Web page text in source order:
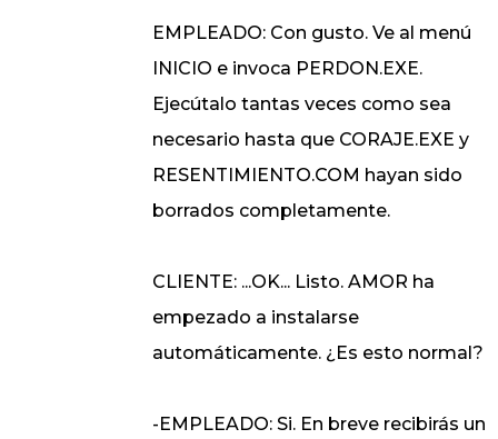
EMPLEADO: Con gusto. Ve al menú
INICIO e invoca PERDON.EXE.
Ejecútalo tantas veces como sea
necesario hasta que CORAJE.EXE y
RESENTIMIENTO.COM hayan sido
borrados completamente.
CLIENTE: ...OK... Listo. AMOR ha
empezado a instalarse
automáticamente. ¿Es esto normal?
-EMPLEADO: Si. En breve recibirás un